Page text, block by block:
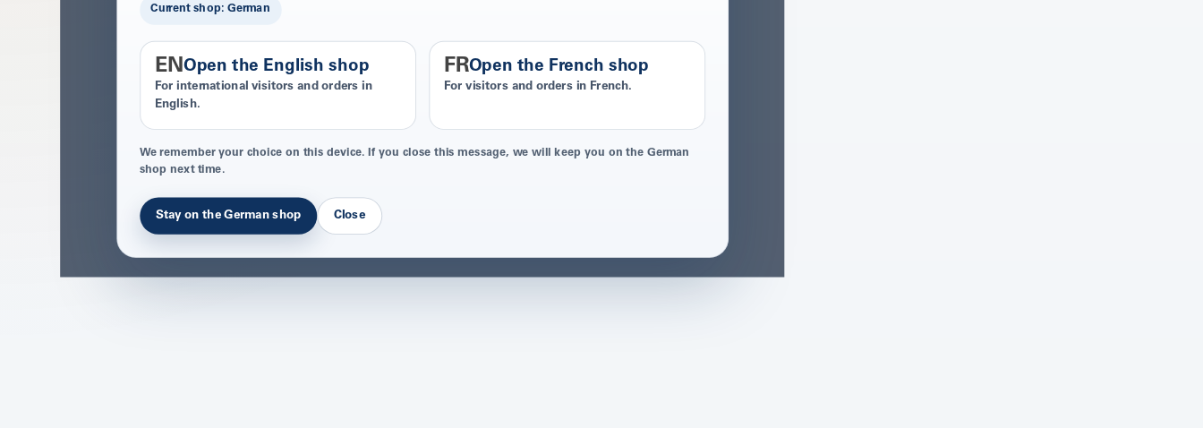
Current shop: German
ENOpen the English shop
For international visitors and orders in
English.
FROpen the French shop
For visitors and orders in French.
We remember your choice on this device. If you close this message, we will keep you on the German
shop next time.
Stay on the German shop Close